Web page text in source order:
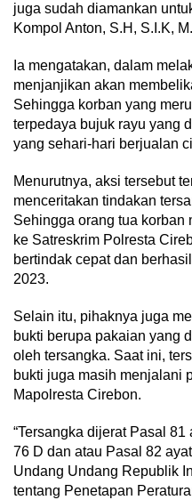
juga sudah diamankan
Kompol Anton, S.H, S.I.K,
Ia mengatakan, dalam
menjanjikan akan
Sehingga korban yang
terpedaya bujuk rayu yang
yang sehari-hari berjualan
Menurutnya, aksi tersebut
menceritakan tindakan
Sehingga orang tua korban
ke Satreskrim Polresta
bertindak cepat dan
2023.
Selain itu, pihaknya juga
bukti berupa pakaian yang
oleh tersangka. Saat ini,
bukti juga masih menjalani
Mapolresta Cirebon.
“Tersangka dijerat Pasal 81
76 D dan atau Pasal 82
Undang Undang Republik
tentang Penetapan